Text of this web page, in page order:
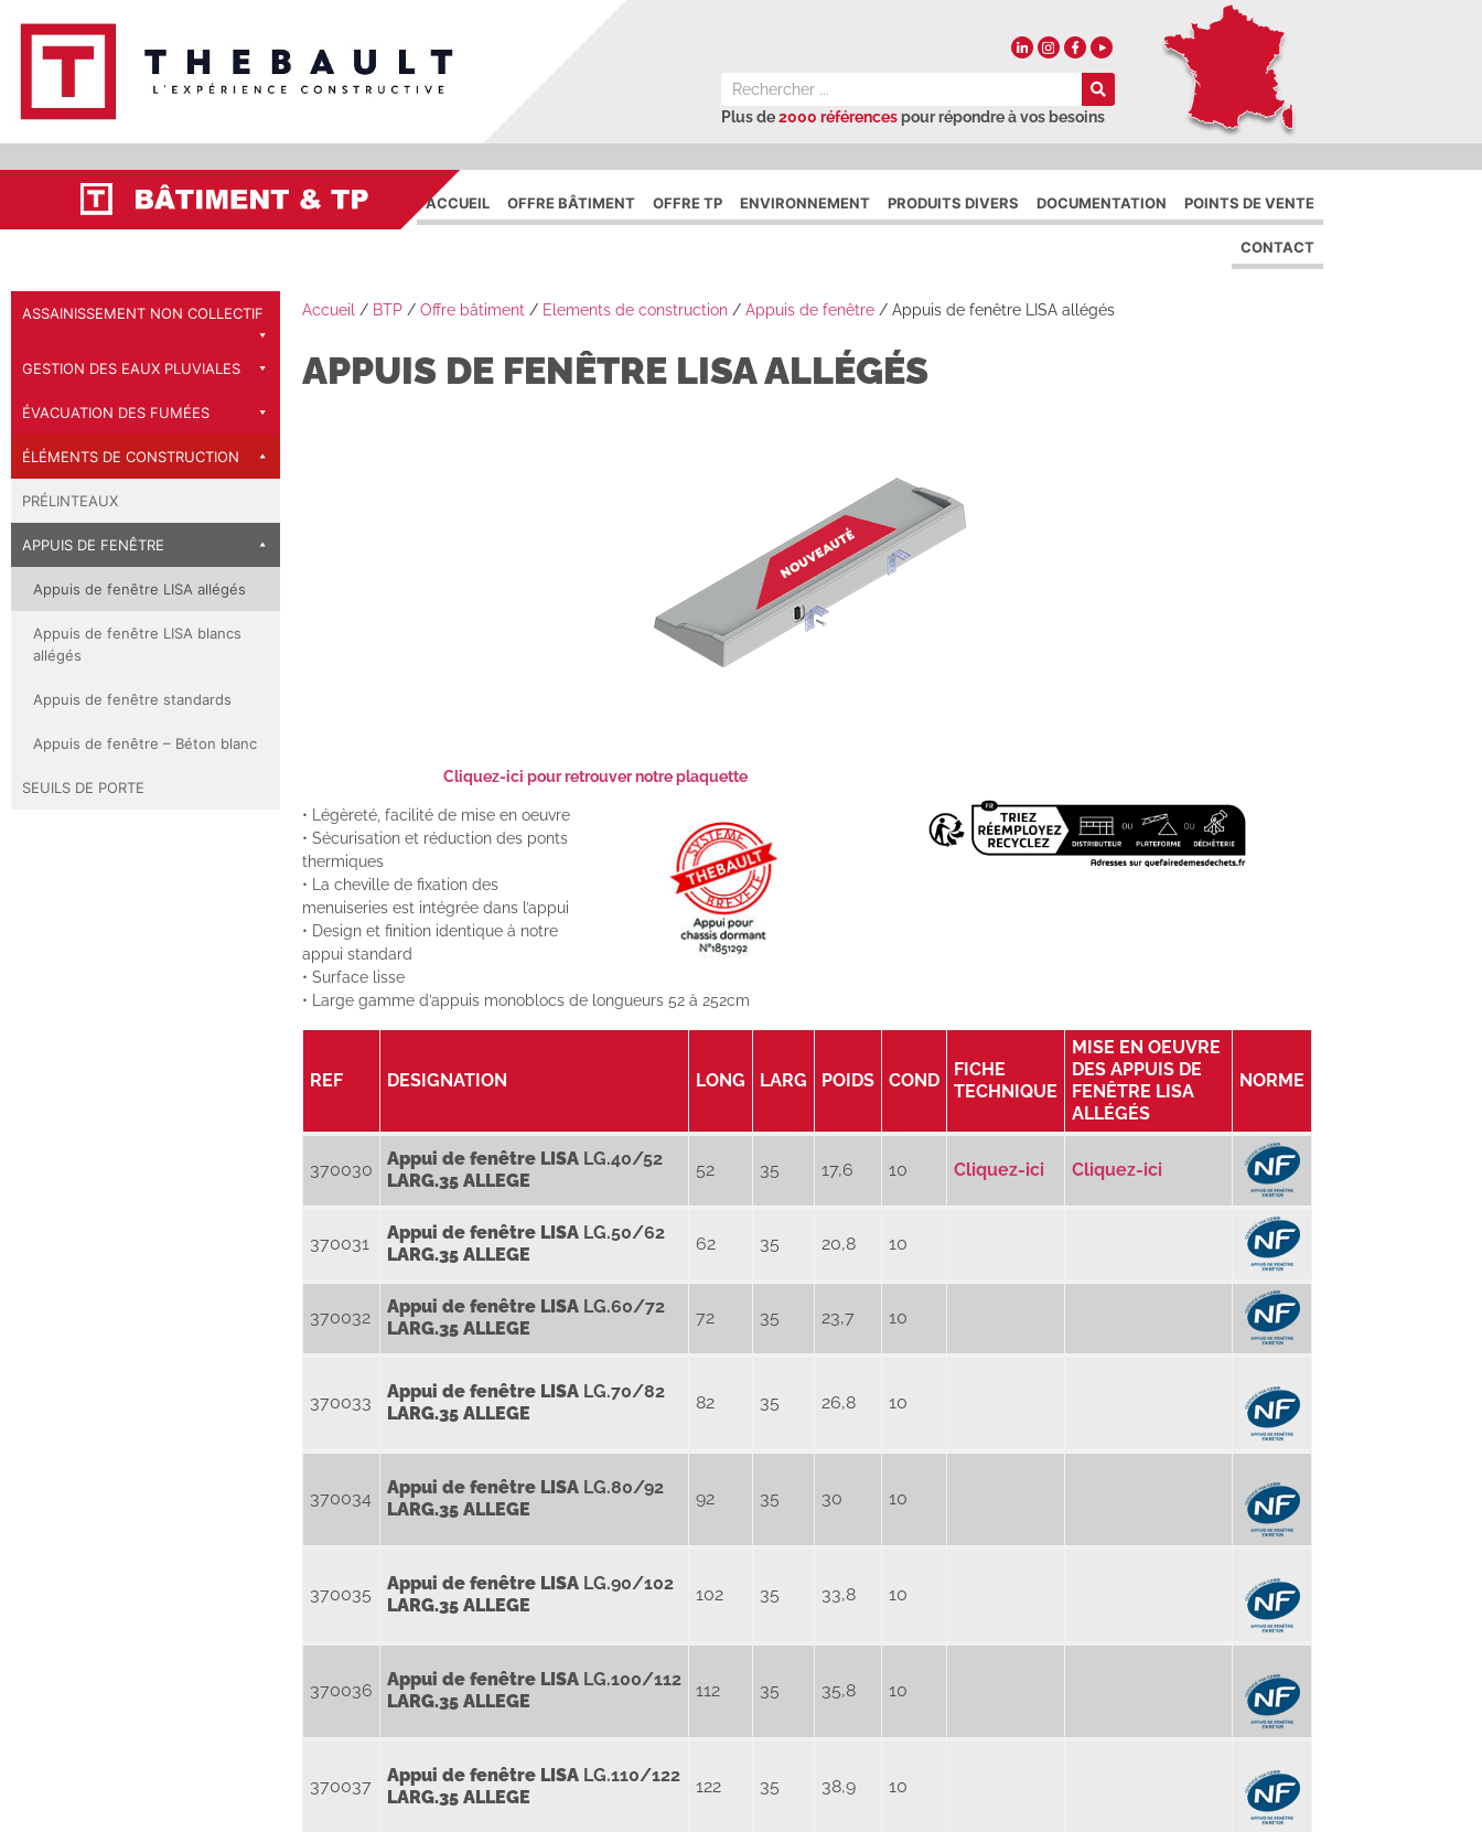
Plus de2000 référencespour répondre à vos besoins
ACCUEIL OFFRE BÂTIMENT OFFRE TP ENVIRONNEMENT PRODUITS DIVERS DOCUMENTATION POINTS DE VENTE
CONTACT
ASSAINISSEMENT NON COLLECTIF
GESTION DES EAUX PLUVIALES
ÉVACUATION DES FUMÉES
ÉLÉMENTS DE CONSTRUCTION
PRÉLINTEAUX
APPUIS DE FENÊTRE
Appuis de fenêtre LISA allégés
Appuis de fenêtre LISA blancs
allégés
Appuis de fenêtre standards
Appuis de fenêtre – Béton blanc
SEUILS DE PORTE
Accueil / BTP / Offre bâtiment / Elements de construction / Appuis de fenêtre / Appuis de fenêtre LISA allégés
APPUIS DE FENÊTRE LISA ALLÉGÉS
Cliquez-ici pour retrouver notre plaquette
• Légèreté, facilité de mise en oeuvre
• Sécurisation et réduction des ponts
thermiques
• La cheville de fixation des
menuiseries est intégrée dans l’appui
• Design et finition identique à notre
appui standard
• Surface lisse
• Large gamme d’appuis monoblocs de longueurs 52 à 252cm
REF DESIGNATION LONG LARG POIDS COND
FICHE
TECHNIQUE
MISE EN OEUVRE
DES APPUIS DE
FENÊTRE LISA
ALLÉGÉS
NORME
370030
Appui de fenêtre LISA LG.40/52
LARG.35 ALLEGE
52 35 17,6 10 Cliquez-ici Cliquez-ici
370031
Appui de fenêtre LISA LG.50/62
LARG.35 ALLEGE
62 35 20,8 10
370032
Appui de fenêtre LISA LG.60/72
LARG.35 ALLEGE
72 35 23,7 10
370033
Appui de fenêtre LISA LG.70/82
LARG.35 ALLEGE
82 35 26,8 10
370034
Appui de fenêtre LISA LG.80/92
LARG.35 ALLEGE
92 35 30 10
370035
Appui de fenêtre LISA LG.90/102
LARG.35 ALLEGE
102 35 33,8 10
370036
Appui de fenêtre LISA LG.100/112
LARG.35 ALLEGE
112 35 35,8 10
370037
Appui de fenêtre LISA LG.110/122
LARG.35 ALLEGE
122 35 38,9 10